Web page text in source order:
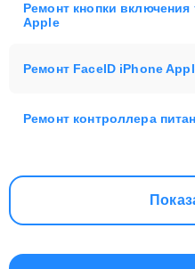
Ремонт кнопки
Apple
Ремонт FaceID iPhone
Ремонт контроллера